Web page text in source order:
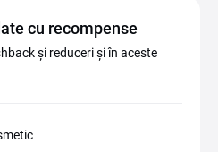
cu recompense
și reduceri și în aceste